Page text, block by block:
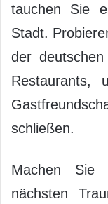
tauchen Sie
Stadt.
der
Restaurants,
schließen.
Machen Sie
nächsten